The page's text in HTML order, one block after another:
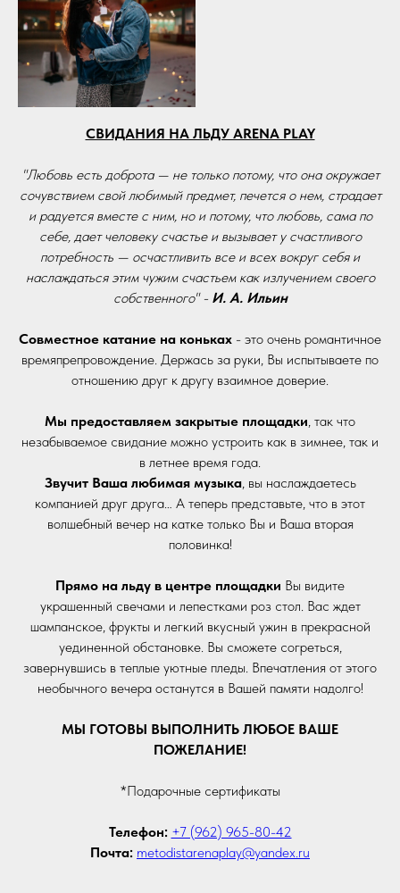
СВИДАНИЯ НА ЛЬДУ ARENA PLAY
"Любовь есть доброта — не только потому, что она окружает
сочувствием свой любимый предмет, печется о нем, страдает
и радуется вместе с ним, но и потому, что любовь, сама по
себе, дает человеку счастье и вызывает у счастливого
потребность — осчастливить все и всех вокруг себя и
наслаждаться этим чужим счастьем как излучением своего
собственного" - И. А. Ильин
Совместное катание на коньках - это очень романтичное
времяпрепровождение. Держась за руки, Вы испытываете по
отношению друг к другу взаимное доверие.
Мы предоставляем закрытые площадки , так что
незабываемое свидание можно устроить как в зимнее, так и
в летнее время года.
Звучит Ваша любимая музыка, вы наслаждаетесь
компанией друг друга… А теперь представьте, что в этот
волшебный вечер на катке только Вы и Ваша вторая
половинка!
Прямо на льду в центре площадки Вы видите
украшенный свечами и лепестками роз стол. Вас ждет
шампанское, фрукты и легкий вкусный ужин в прекрасной
уединенной обстановке. Вы сможете согреться,
завернувшись в теплые уютные пледы. Впечатления от этого
необычного вечера останутся в Вашей памяти надолго!
МЫ ГОТОВЫ ВЫПОЛНИТЬ ЛЮБОЕ ВАШЕ
ПОЖЕЛАНИЕ!
*Подарочные сертификаты
Телефон: +7 (962) 965-80-42
Почта: metodistarenaplay@yandex.ru